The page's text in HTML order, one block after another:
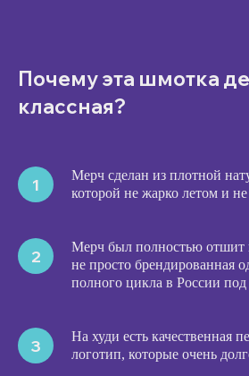
Почему эта шмотка
классная?
Мерч сделан из плотной
которой не жарко летом и
Мерч был полностью отшит
не просто брендированная
полного цикла в России под
На худи есть качественная
логотип, которые очень